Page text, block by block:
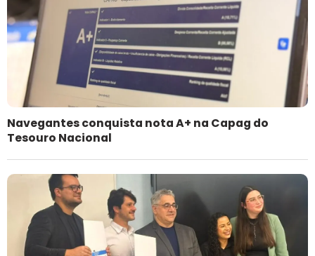
Navegantes conquista nota A+ na Capag do
Tesouro Nacional